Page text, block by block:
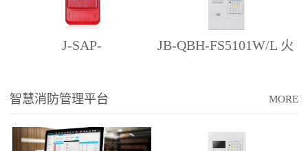
J-SAP-
手动火灾报警按钮
JB-QBH-FS5101W/L 火
智慧消防管理平台 MORE